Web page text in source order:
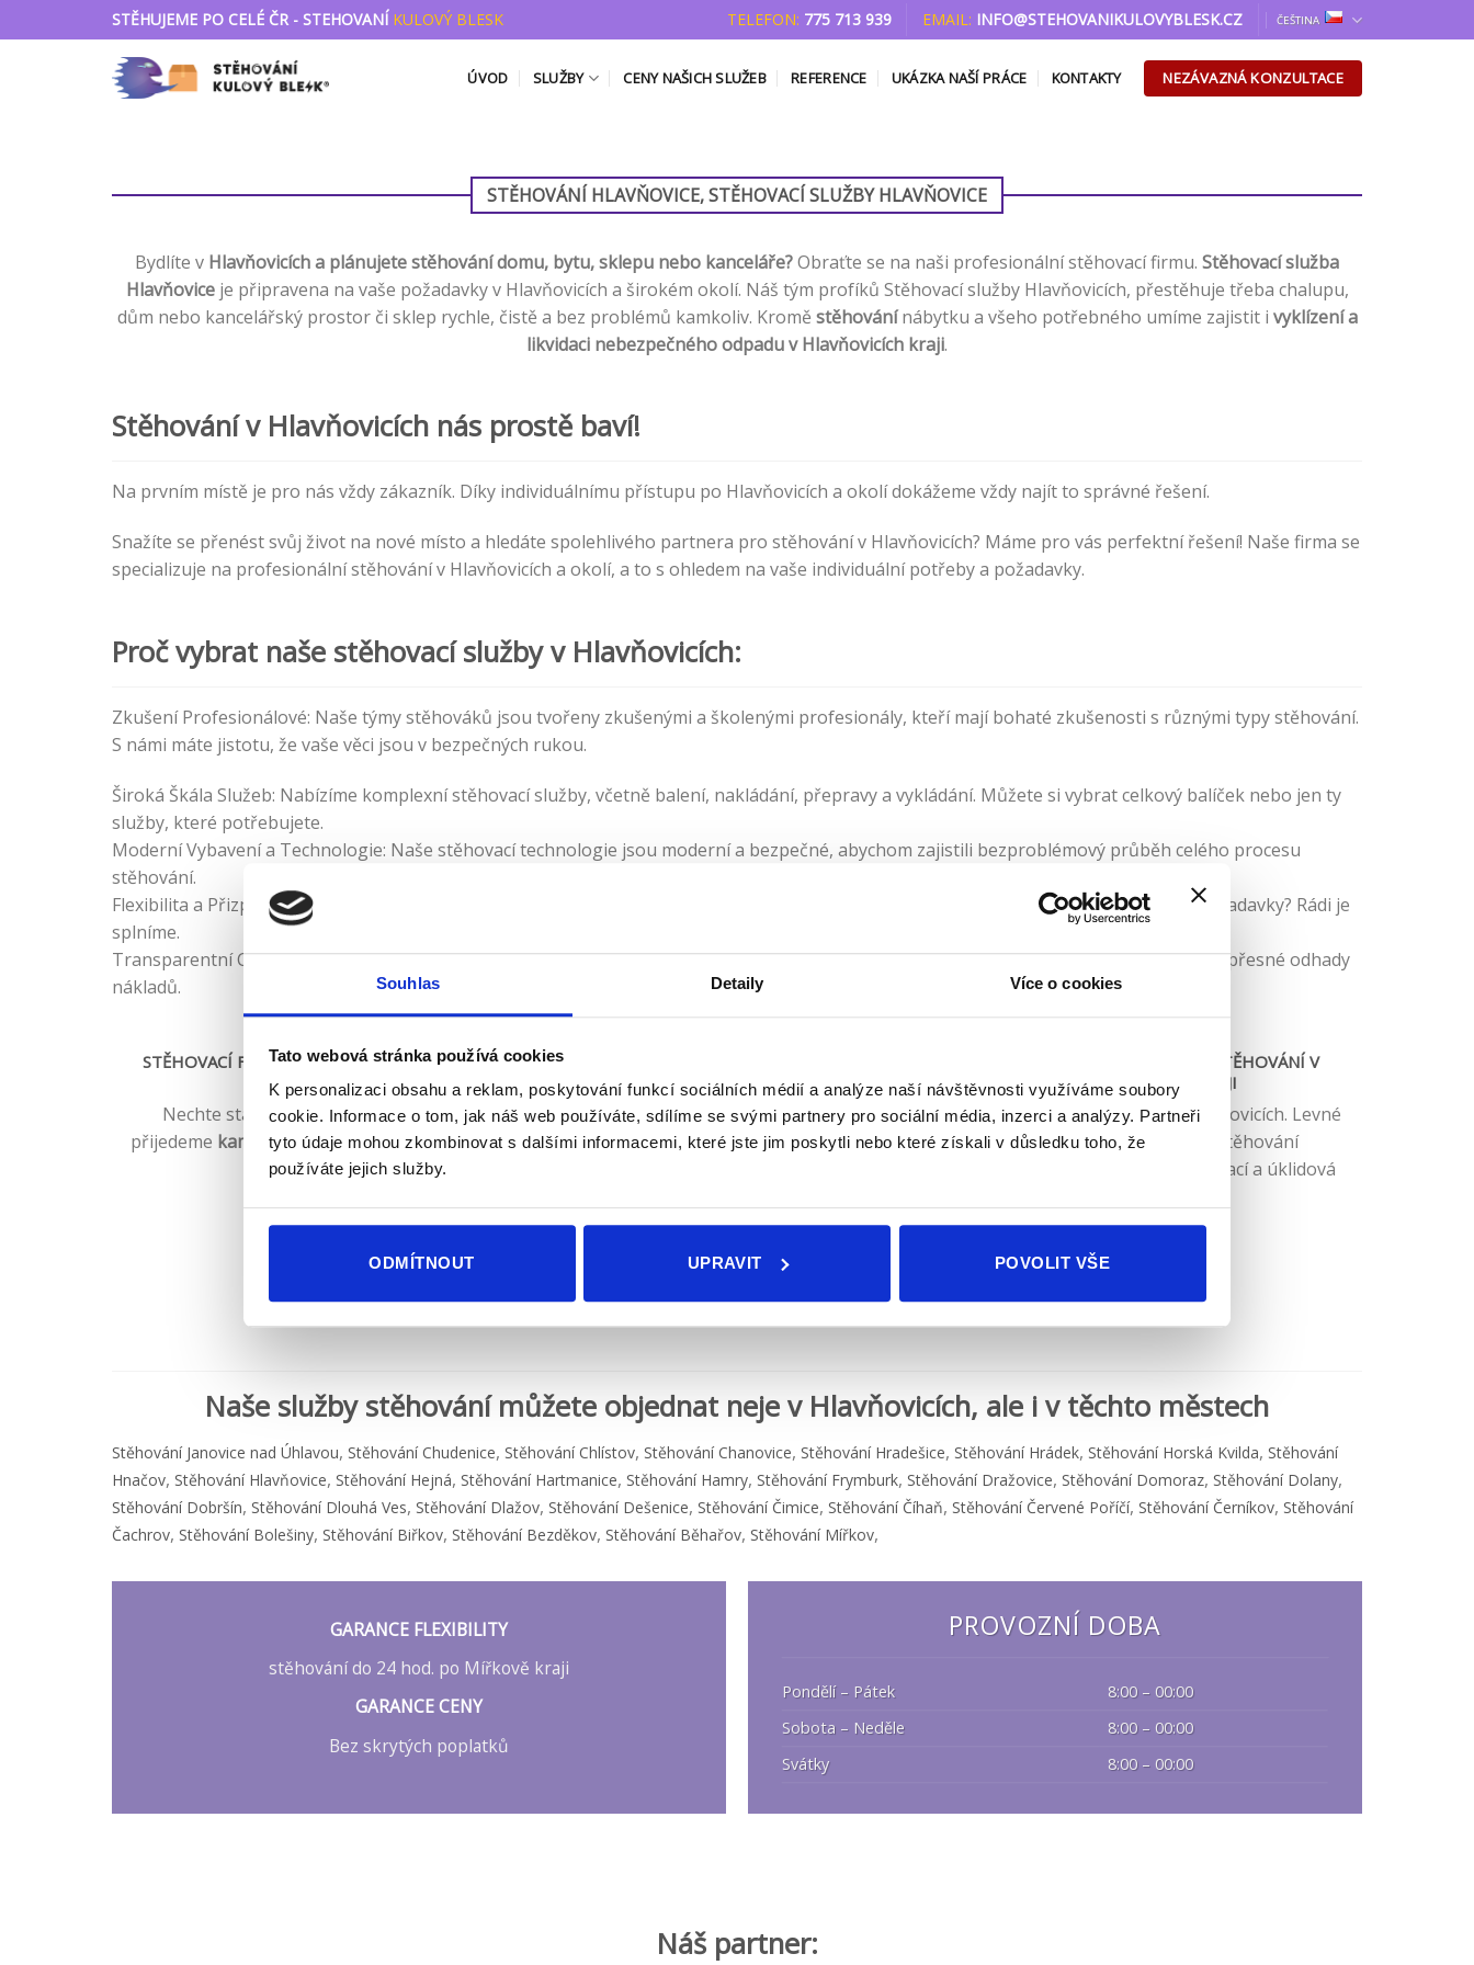
Souhlas Detaily Více o cookies
Tato webová stránka používá cookies
K personalizaci obsahu a reklam, poskytování funkcí sociálních médií a analýze naší návštěvnosti využíváme soubory
cookie. Informace o tom, jak náš web používáte, sdílíme se svými partnery pro sociální média, inzerci a analýzy. Partneři
tyto údaje mohou zkombinovat s dalšími informacemi, které jste jim poskytli nebo které získali v důsledku toho, že
používáte jejich služby.
ODMÍTNOUT UPRAVIT POVOLIT VŠE
na
STĚHUJEME PO CELÉ ČR - STEHOVANÍ KULOVÝ BLESK TELEFON: 775 713 939 EMAIL: INFO@STEHOVANIKULOVYBLESK.CZ ČEŠTINA
ÚVOD SLUŽBY CENY NAŠICH SLUŽEB REFERENCE UKÁZKA NAŠÍ PRÁCE KONTAKTY NEZÁVAZNÁ KONZULTACE
STĚHOVÁNÍ HLAVŇOVICE, STĚHOVACÍ SLUŽBY HLAVŇOVICE
Bydlíte v Hlavňovicích a plánujete stěhování domu, bytu, sklepu nebo kanceláře?Obraťte se na naši profesionální stěhovací firmu. Stěhovací služba
Hlavňoviceje připravena na vaše požadavky v Hlavňovicích a širokém okolí. Náš tým profíků Stěhovací služby Hlavňovicích, přestěhuje třeba chalupu,
dům nebo kancelářský prostor či sklep rychle, čistě a bez problémů kamkoliv. Kromě stěhovánínábytku a všeho potřebného umíme zajistit i vyklízení a
likvidaci nebezpečného odpadu v Hlavňovicích kraji.
Stěhování v Hlavňovicích nás prostě baví!
Na prvním místě je pro nás vždy zákazník. Díky individuálnímu přístupu po Hlavňovicích a okolí dokážeme vždy najít to správné řešení.
Snažíte se přenést svůj život na nové místo a hledáte spolehlivého partnera pro stěhování v Hlavňovicích? Máme pro vás perfektní řešení! Naše firma se
specializuje na profesionální stěhování v Hlavňovicích a okolí, a to s ohledem na vaše individuální potřeby a požadavky.
Proč vybrat naše stěhovací služby v Hlavňovicích:
Zkušení Profesionálové: Naše týmy stěhováků jsou tvořeny zkušenými a školenými profesionály, kteří mají bohaté zkušenosti s různými typy stěhování.
S námi máte jistotu, že vaše věci jsou v bezpečných rukou.
Široká Škála Služeb: Nabízíme komplexní stěhovací služby, včetně balení, nakládání, přepravy a vykládání. Můžete si vybrat celkový balíček nebo jen ty
služby, které potřebujete.
Moderní Vybavení a Technologie: Naše stěhovací technologie jsou moderní a bezpečné, abychom zajistili bezproblémový průběh celého procesu
stěhování.
Flexibilita a Přizpůsobivost: Jsme tu pro vás, a proto se snažíme co nejvíce přizpůsobit vašim individuálním potřebám. Máte speciální požadavky? Rádi je
splníme.
Transparentní Ceny: Naše cenová politika je transparentní a bez skrytých poplatků. Před zahájením stěhování vám poskytneme jasné a přesné odhady
nákladů.
STĚHOVACÍ FIRMA - HLAVŇOVICE JE ZDE PRO
VÁS
Nechte starosti sestěhovánímna nás,
přijedeme kamkoliv v Hlavňovicích, okolía celé
České Republice.
PŘÍJEMNÉ CENY
Umíme přestěhovat v podstatě jakýkoliv
prostor od sklepa až po půdu. Hlavňovice
zajistí stěhování i vyklizení na klíč.
KVALITNÍ A PROFESIONÁLNÍ STĚHOVÁNÍ V
HLAVŇOVICÍCH KRAJI
Kvalitní stěhovací služby v Hlavňovicích. Levné
stěhování v Hlavňovicích. stěhování
nemovitostí Hlavňovice. stěhovací a úklidová
Naše služby stěhování můžete objednat neje v Hlavňovicích, ale i v těchto městech
Stěhování Janovice nad Úhlavou, Stěhování Chudenice, Stěhování Chlístov, Stěhování Chanovice, Stěhování Hradešice, Stěhování Hrádek, Stěhování Horská Kvilda, Stěhování
Hnačov, Stěhování Hlavňovice, Stěhování Hejná, Stěhování Hartmanice, Stěhování Hamry, Stěhování Frymburk, Stěhování Dražovice, Stěhování Domoraz, Stěhování Dolany,
Stěhování Dobršín, Stěhování Dlouhá Ves, Stěhování Dlažov, Stěhování Dešenice, Stěhování Čimice, Stěhování Číhaň, Stěhování Červené Poříčí, Stěhování Černíkov, Stěhování
Čachrov, Stěhování Bolešiny, Stěhování Biřkov, Stěhování Bezděkov, Stěhování Běhařov, Stěhování Mířkov,
GARANCE FLEXIBILITY
stěhování do 24 hod. po Mířkově kraji
GARANCE CENY
Bez skrytých poplatků
PROVOZNÍ DOBA
Pondělí – Pátek
8:00 – 00:00
Sobota – Neděle
8:00 – 00:00
Svátky
8:00 – 00:00
Náš partner: